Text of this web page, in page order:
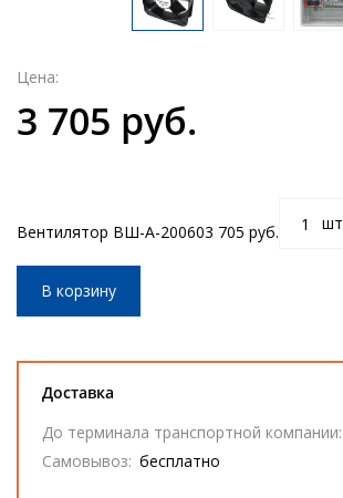
Цена:
3 705 руб.
Вентилятор ВШ-А-200603 705 руб. шт
В корзину
Доставка
До терминала транспортной компании:
Самовывоз: бесплатно